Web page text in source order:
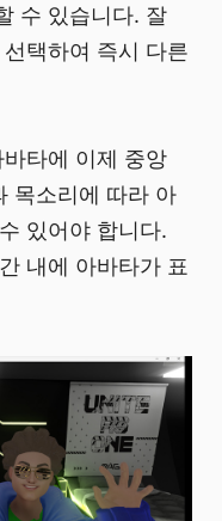
수 있습니다. 잘
택하여 즉시 다른
타에 이제 중앙
목소리에 따라 아
있어야 합니다.
내에 아바타가 표